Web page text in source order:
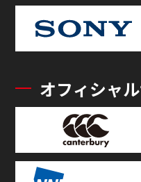
オフィシャ